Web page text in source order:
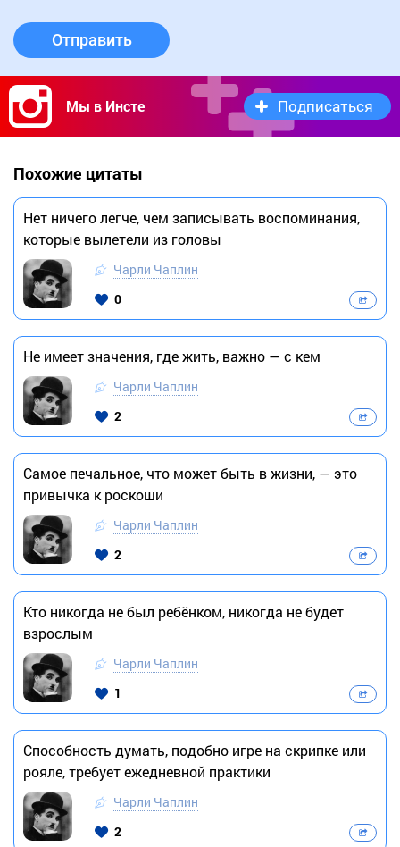
Отправить
Мы в Инсте Подписаться
Похожие цитаты
Нет ничего легче, чем записывать воспоминания,
которые вылетели из головы
Чарли Чаплин
0
Не имеет значения, где жить, важно — с кем
Чарли Чаплин
2
Самое печальное, что может быть в жизни, — это
привычка к роскоши
Чарли Чаплин
2
Кто никогда не был ребёнком, никогда не будет
взрослым
Чарли Чаплин
1
Способность думать, подобно игре на скрипке или
рояле, требует ежедневной практики
Чарли Чаплин
2